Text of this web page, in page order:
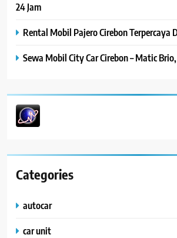
24 Jam
Rental Mobil Pajero Cirebon Terpercaya
Sewa Mobil City Car Cirebon – Matic
Categories
autocar
car unit